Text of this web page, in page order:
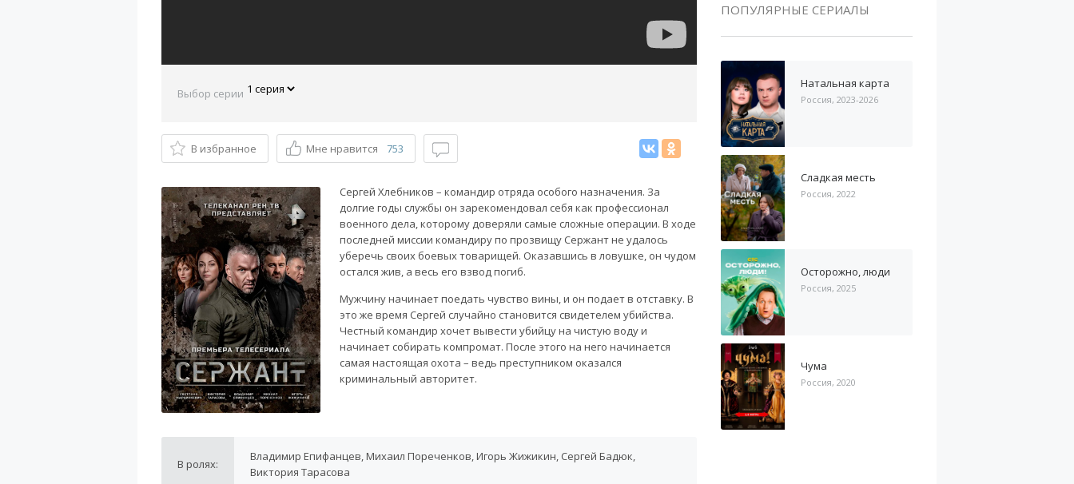
Выбор серии
В избранное Мне нравится 753
Сергей Хлебников – командир отряда особого назначения. За
долгие годы службы он зарекомендовал себя как профессионал
военного дела, которому доверяли самые сложные операции. В ходе
последней миссии командиру по прозвищу Сержант не удалось
уберечь своих боевых товарищей. Оказавшись в ловушке, он чудом
остался жив, а весь его взвод погиб.
Мужчину начинает поедать чувство вины, и он подает в отставку. В
это же время Сергей случайно становится свидетелем убийства.
Честный командир хочет вывести убийцу на чистую воду и
начинает собирать компромат. После этого на него начинается
самая настоящая охота – ведь преступником оказался
криминальный авторитет.
В ролях:
Владимир Епифанцев, Михаил Пореченков, Игорь Жижикин, Сергей Бадюк,
Виктория Тарасова
ПОПУЛЯРНЫЕ СЕРИАЛЫ
Натальная карта
Россия, 2023-2026
Сладкая месть
Россия, 2022
Осторожно, люди
Россия, 2025
Чума
Россия, 2020